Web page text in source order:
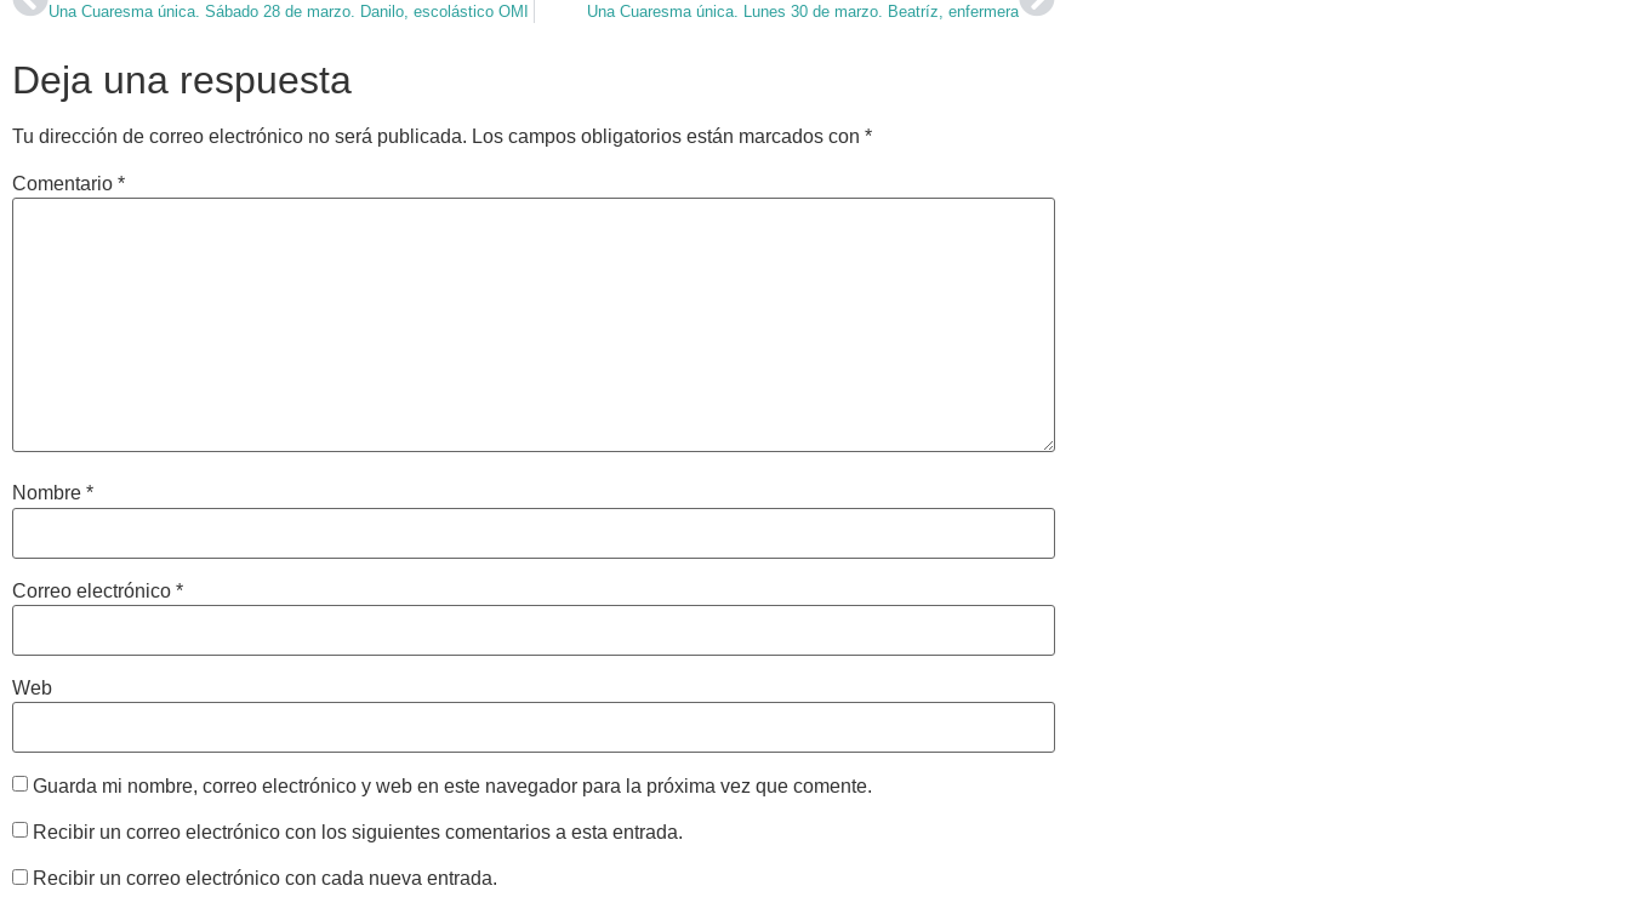
Una Cuaresma única. Sábado 28 de marzo. Danilo, escolástico OMI
Una Cuaresma única. Lunes 30 de marzo. Beatríz, enfermera
Deja una respuesta
Tu dirección de correo electrónico no será publicada. Los campos obligatorios están marcados con *
Comentario *
Nombre *
Correo electrónico *
Web
Guarda mi nombre, correo electrónico y web en este navegador para la próxima vez que comente.
Recibir un correo electrónico con los siguientes comentarios a esta entrada.
Recibir un correo electrónico con cada nueva entrada.